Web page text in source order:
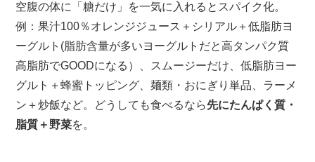
空腹の体に「糖だけ」を一気に入れるとスパイク化。
例：果汁100％オレンジジュース＋シリアル＋低脂肪ヨ
ーグルト(脂肪含量が多いヨーグルトだと高タンパク質
高脂肪でGOODになる）、スムージーだけ、低脂肪ヨー
グルト＋蜂蜜トッピング、麺類・おにぎり単品、ラーメ
ン＋炒飯など。どうしても食べるなら先にたんぱく質・
脂質＋野菜を。